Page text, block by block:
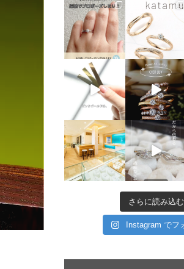
さらに読み込む
Instagram でフ